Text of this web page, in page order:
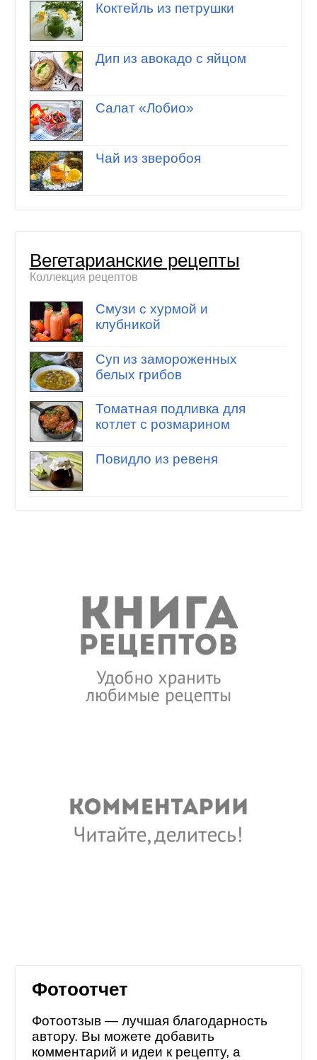
Коктейль из петрушки
Дип из авокадо с яйцом
Салат «Лобио»
Чай из зверобоя
Вегетарианские рецепты
Коллекция рецептов
Смузи с хурмой и
клубникой
Суп из замороженных
белых грибов
Томатная подливка для
котлет с розмарином
Повидло из ревеня
Фотоотчет
Фотоотзыв — лучшая благодарность
автору. Вы можете добавить
комментарий и идеи к рецепту, а